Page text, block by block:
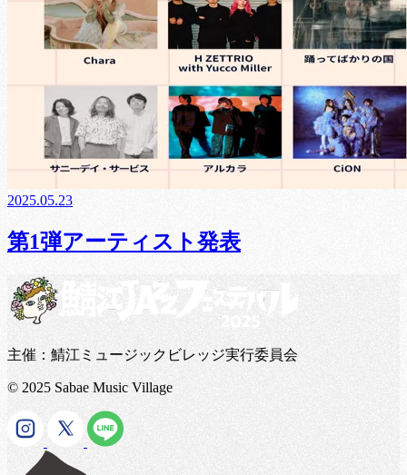
2025.05.23
第1弾アーティスト発表
主催：鯖江ミュージックビレッジ実行委員会
© 2025 Sabae Music Village